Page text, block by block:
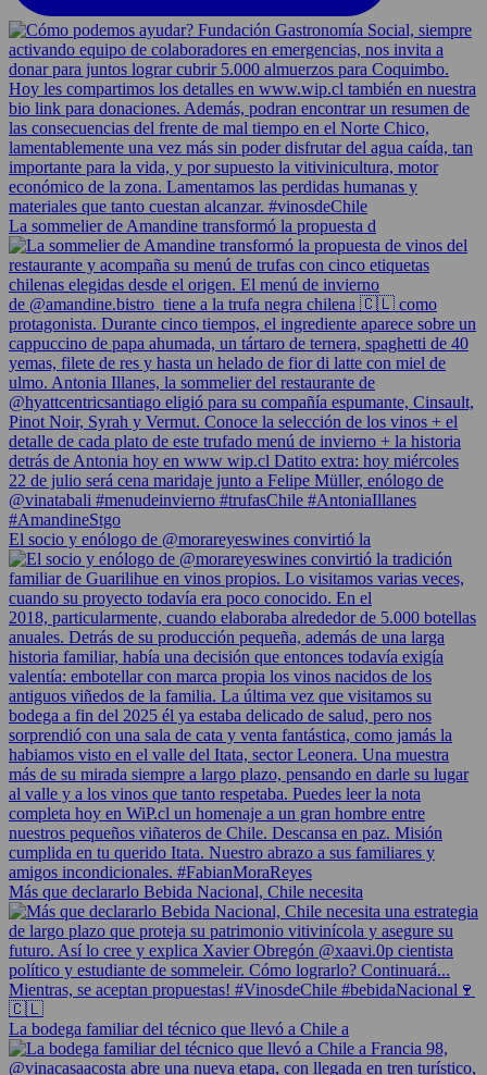
La sommelier de Amandine transformó la propuesta d
El socio y enólogo de @morareyeswines convirtió la
Más que declararlo Bebida Nacional, Chile necesita
La bodega familiar del técnico que llevó a Chile a